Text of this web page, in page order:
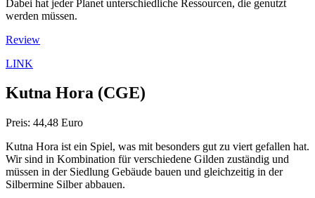
Dabei hat jeder Planet unterschiedliche Ressourcen, die genutzt
werden müssen.
Review
LINK
Kutna Hora (CGE)
Preis: 44,48 Euro
Kutna Hora ist ein Spiel, was mit besonders gut zu viert gefallen hat.
Wir sind in Kombination für verschiedene Gilden zuständig und
müssen in der Siedlung Gebäude bauen und gleichzeitig in der
Silbermine Silber abbauen.